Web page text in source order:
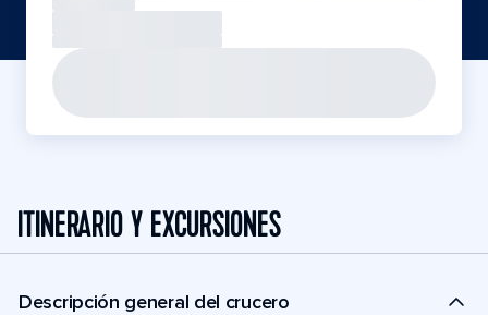
ITINERARIO Y EXCURSIONES
Descripción general del crucero